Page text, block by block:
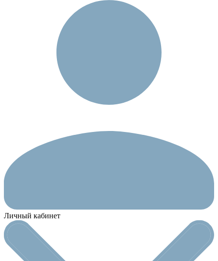
Личный кабинет